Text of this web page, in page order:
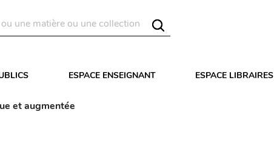
ESPACE ENSEIGNANT ESPACE LIBRAIRES
et augmentée